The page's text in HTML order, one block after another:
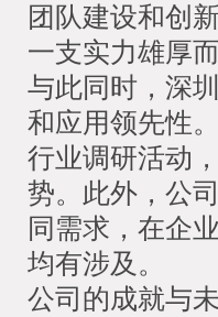
团队建设和创
一支实力雄厚
与此同时，深
和应用领先性
行业调研活动
势。此外，公
同需求，在企
均有涉及。
公司的成就与